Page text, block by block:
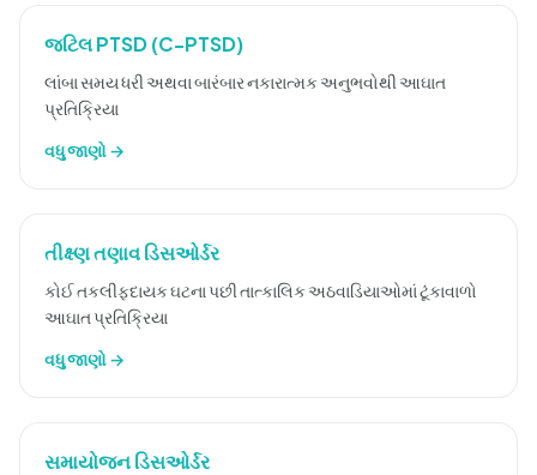
જટિલ PTSD (C-PTSD)
લાંબા સમય ધરી અથવા બારંબાર નકારાત્મક અનુભવોથી આઘાત
પ્રતિક્રિયા
વધુ જાણો →
તીક્ષ્ણ તણાવ ડિસઓર્ડર
કોઈ તકલીફદાયક ઘટના પછી તાત્કાલિક અઠવાડિયાઓમાં ટૂંકાવાળો
આઘાત પ્રતિક્રિયા
વધુ જાણો →
સમાયોજન ડિસઓર્ડર